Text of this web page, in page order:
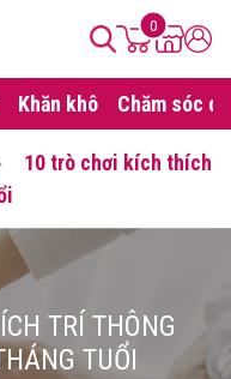
0
Khăn khô Chăm sóc da
10 trò chơi kích thích
TRÍ THÔNG
TUỔI